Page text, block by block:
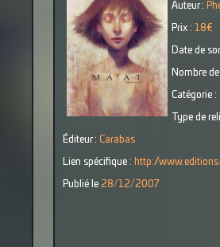
Auteur :
Prix : 18€
Date de
Nombre
Catégorie :
Type de
Éditeur : Carabas
Lien spécifique : http://
Publié le 28/12/2007